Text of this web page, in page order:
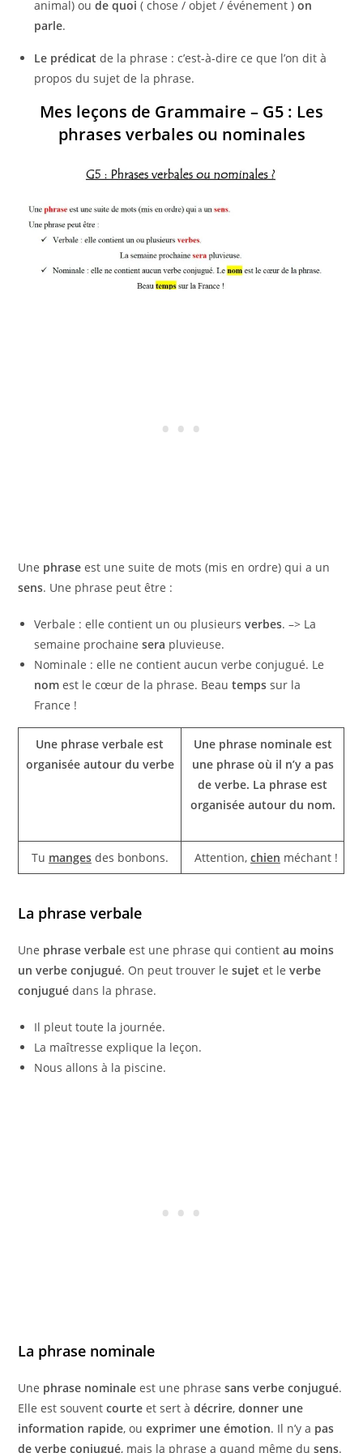
animal) oude quoi ( chose / objet / événement )on
parle.
Le prédicat de la phrase : c’est-à-dire ce que l’on dit à
propos du sujet de la phrase.
Mes leçons de Grammaire – G5 : Les
phrases verbales ou nominales
Une phrase est une suite de mots (mis en ordre) qui a un
sens. Une phrase peut être :
Verbale : elle contient un ou plusieursverbes. –> La
semaine prochainesera pluvieuse.
Nominale : elle ne contient aucun verbe conjugué. Le
nom est le cœur de la phrase. Beautemps sur la
France !
Une phrase verbale est
organisée autour du verbe
Une phrase nominale est
une phrase où il n’y a pas
de verbe. La phrase est
organisée autour du nom.
Tu mangesdes bonbons. Attention, chien méchant !
La phraseverbale
Une phrase verbale est une phrase qui contientau moins
un verbe conjugué. On peut trouver lesujet et leverbe
conjugué dans la phrase.
Il pleut toute la journée.
La maîtresse explique la leçon.
Nous allons à la piscine.
La phrase nominale
Une phrase nominale est une phrasesans verbe conjugué.
Elle est souventcourte et sert àdécrire,donner une
information rapide, ouexprimer une émotion. Il n’y a pas
de verbe conjugué, mais la phrase a quand même dusens.